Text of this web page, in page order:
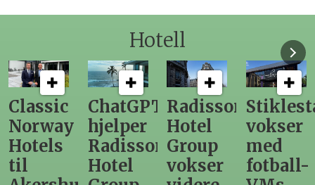
Hotell
ChatGPT
hjelper
Radisson
Hotel
Radisson
Hotel
Group
vokser
Stiklestad
vokser
med
fotball-
Fra
direktør
til